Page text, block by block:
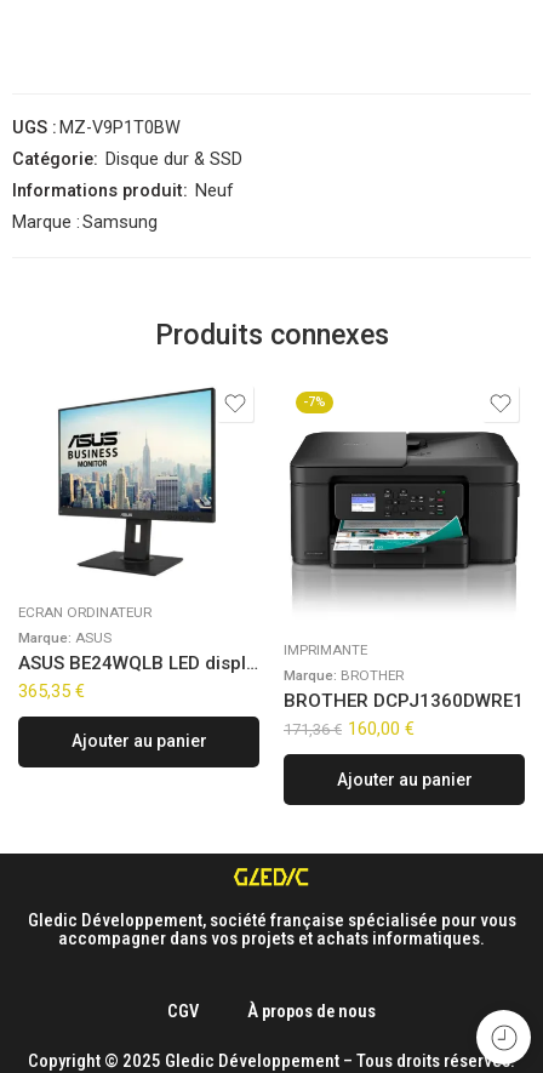
UGS :MZ-V9P1T0BW
Catégorie: Disque dur & SSD
Informations produit: Neuf
Marque :Samsung
Produits connexes
ECRAN ORDINATEUR
Marque: ASUS
ASUS BE24WQLB LED display 61,2 cm (24.1″) 1920 x 1200 pixels WUXGA Noir
365,35 €
Ajouter au panier
-7%
IMPRIMANTE
Marque: BROTHER
BROTHER DCPJ1360DWRE1
171,36€ 160,00 €
Ajouter au panier
Gledic Développement, société française spécialisée pour vous
accompagner dans vos projets et achats informatiques.
CGV À propos de nous
Copyright © 2025 Gledic Développement – Tous droits réservés.